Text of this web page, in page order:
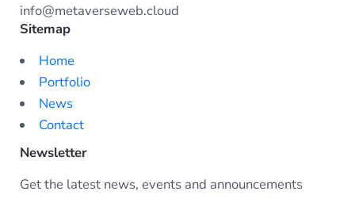
info@metaverseweb.cloud
Sitemap
Home
Portfolio
News
Contact
Newsletter
Get the latest news, events and announcements